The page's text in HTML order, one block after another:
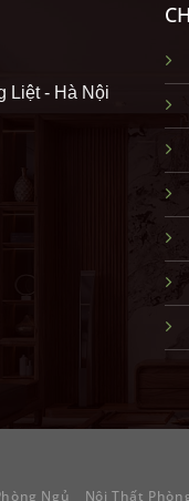
Liệt - Hà Nội
Ngủ Nội Thất